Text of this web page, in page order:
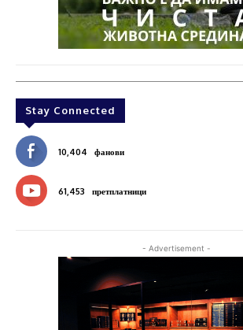
Stay Connected
10,404 фанови
61,453 претплатници
- Advertisement -